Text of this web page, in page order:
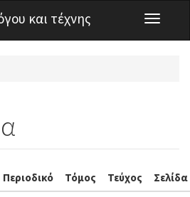
και τέχνης
Toggle
Περιοδικό Τόμος Τεύχος Σελίδα